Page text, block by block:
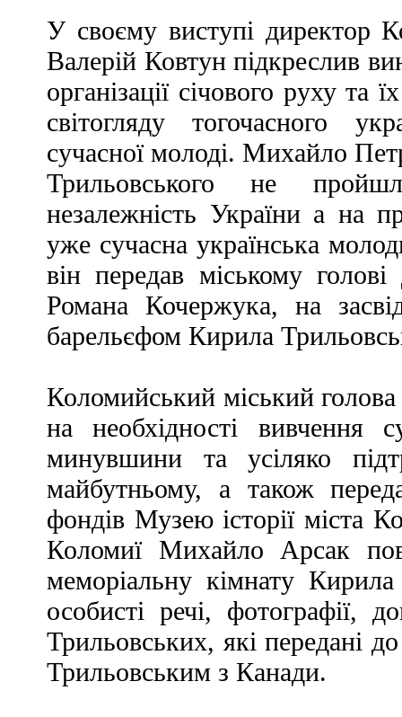
У своєму виступі директор
Валерій Ковтун підкреслив
організації січового руху
світогляду тогочасного
сучасної молоді. Михайло
Трильовського не
незалежність України а на
уже сучасна українська
він передав міському
Романа Кочержука, на
барельєфом Кирила
Коломийський міський
на необхідності вивчення
минувшини та усіляко
майбутньому, а також
фондів Музею історії міста
Коломиї Михайло Арсак
меморіальну кімнату Кирила
особисті речі, фотографії,
Трильовських, які передані
Трильовським з Канади.